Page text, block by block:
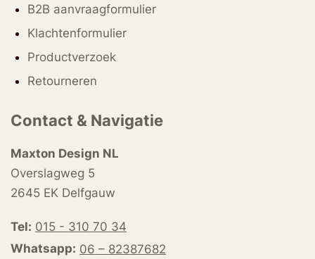
B2B aanvraagformulier
Klachtenformulier
Productverzoek
Retourneren
Contact & Navigatie
Maxton Design NL
Overslagweg 5
2645 EK Delfgauw
Tel: 015 - 310 70 34
Whatsapp: 06 – 82387682